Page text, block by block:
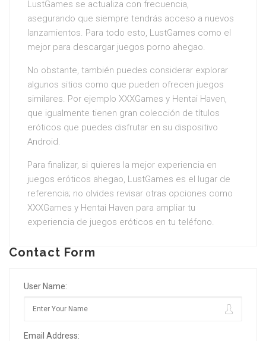
LustGames se actualiza con frecuencia,
asegurando que siempre tendrás acceso a nuevos
lanzamientos. Para todo esto, LustGames como el
mejor para descargar juegos porno ahegao.
No obstante, también puedes considerar explorar
algunos sitios como que pueden ofrecen juegos
similares. Por ejemplo XXXGames y Hentai Haven,
que igualmente tienen gran colección de títulos
eróticos que puedes disfrutar en su dispositivo
Android.
Para finalizar, si quieres la mejor experiencia en
juegos eróticos ahegao, LustGames es el lugar de
referencia; no olvides revisar otras opciones como
XXXGames y Hentai Haven para ampliar tu
experiencia de juegos eróticos en tu teléfono.
Contact Form
User Name:
Email Address: